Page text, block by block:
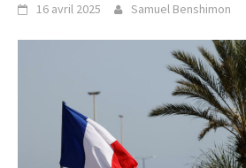
16 avril 2025 Samuel Benshimon